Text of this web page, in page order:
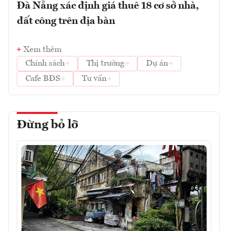
Đà Nẵng xác định giá thuê 18 cơ sở nhà,
đất công trên địa bàn
Xem thêm
Chính sách
Thị trường
Dự án
Cafe BĐS
Tư vấn
Đừng bỏ lỡ